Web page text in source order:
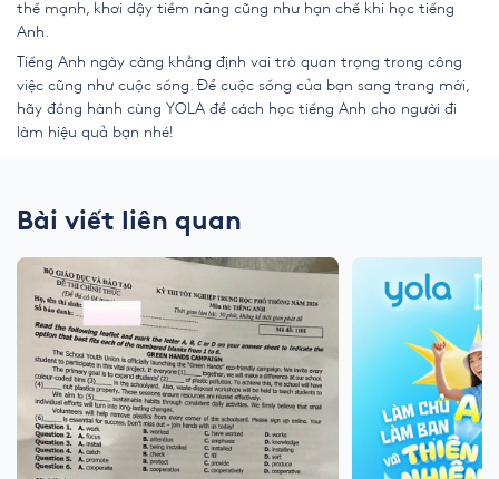
thế mạnh, khơi dậy tiềm năng cũng như hạn chế khi học tiếng
Anh.
Tiếng Anh ngày càng khẳng định vai trò quan trọng trong công
việc cũng như cuộc sống. Để cuộc sống của bạn sang trang mới,
hãy đồng hành cùng YOLA để cách học tiếng Anh cho người đi
làm hiệu quả bạn nhé!
Bài viết liên quan